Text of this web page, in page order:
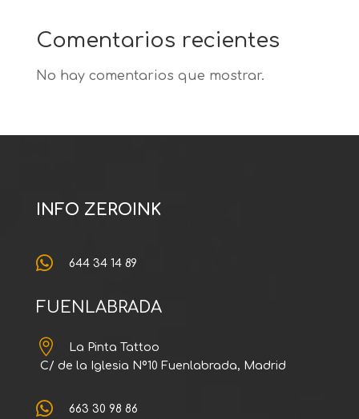
Comentarios recientes
No hay comentarios que mostrar.
INFO ZEROINK
 644 34 14 89
FUENLABRADA

La Pinta Tattoo
C/ de la Iglesia Nº10 Fuenlabrada, Madrid
 663 30 98 86